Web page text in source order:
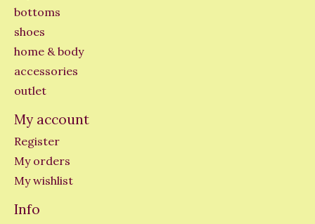
bottoms
shoes
home & body
accessories
outlet
My account
Register
My orders
My wishlist
Info